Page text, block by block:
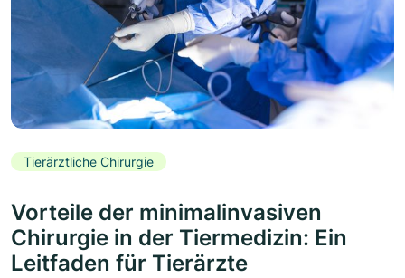
Tierärztliche Chirurgie
Vorteile der minimalinvasiven
Chirurgie in der Tiermedizin: Ein
Leitfaden für Tierärzte